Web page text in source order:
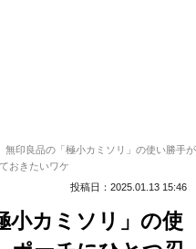
無印良品の「極小カミソリ」の使い勝手が
おきたいワケ
投稿日：2025.01.13 15:46
小カミソリ」の使